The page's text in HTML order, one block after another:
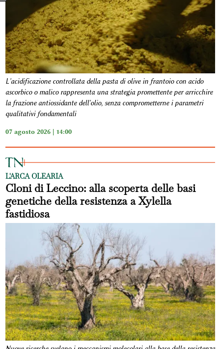
L'acidificazione controllata della pasta di olive in frantoio con acido
ascorbico o malico rappresenta una strategia promettente per arricchire
la frazione antiossidante dell'olio, senza comprometterne i parametri
qualitativi fondamentali
07 agosto 2026 | 14:00
L'ARCA OLEARIA
Cloni di Leccino: alla scoperta delle basi
genetiche della resistenza a Xylella
fastidiosa